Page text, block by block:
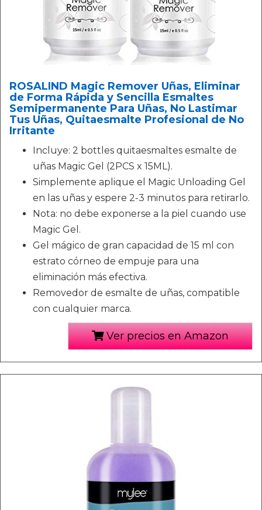
ROSALIND Magic Remover Uñas, Eliminar
de Forma Rápida y Sencilla Esmaltes
Semipermanente Para Uñas, No Lastimar
Tus Uñas, Quitaesmalte Profesional de No
Irritante
Incluye: 2 bottles quitaesmaltes esmalte de
uñas Magic Gel (2PCS x 15ML).
Simplemente aplique el Magic Unloading Gel
en las uñas y espere 2-3 minutos para retirarlo.
Nota: no debe exponerse a la piel cuando use
Magic Gel.
Gel mágico de gran capacidad de 15 ml con
estrato córneo de empuje para una
eliminación más efectiva.
Removedor de esmalte de uñas, compatible
con cualquier marca.
Ver precios en Amazon